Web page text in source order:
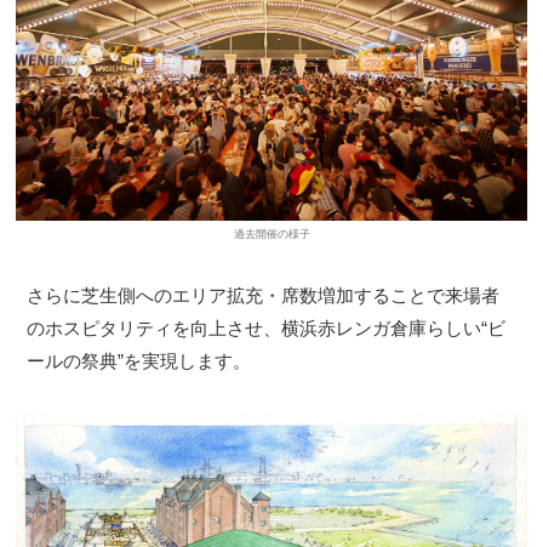
過去開催の様子
さらに芝生側へのエリア拡充・席数増加することで来場者
のホスピタリティを向上させ、横浜赤レンガ倉庫らしい“ビ
ールの祭典”を実現します。